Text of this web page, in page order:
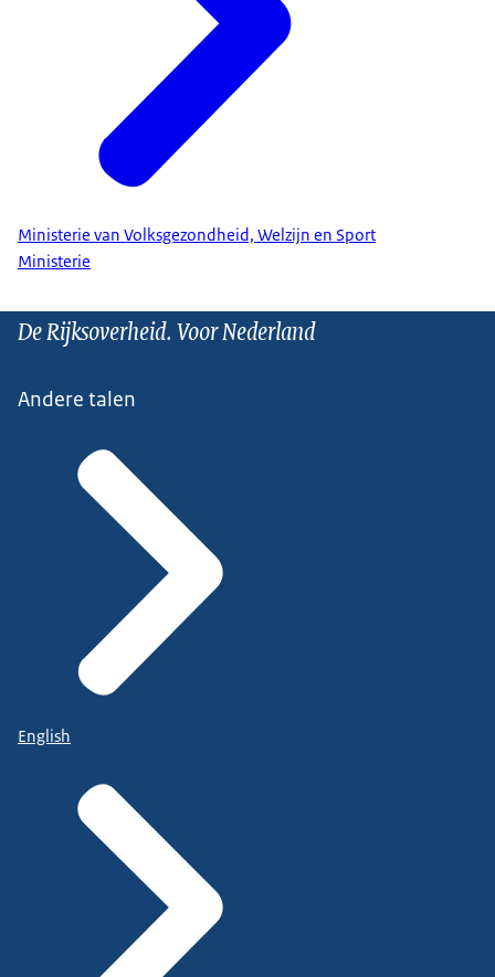
Ministerie van Volksgezondheid, Welzijn en Sport
Ministerie
De Rijksoverheid. Voor Nederland
Andere talen
English